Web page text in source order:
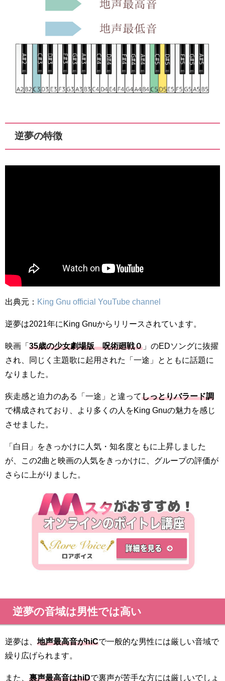
逆夢の特徴
出典元： King Gnu official YouTube channel
逆夢は2021年にKing Gnuからリリースされています。
映画「 35歳の少女劇場版 呪術廻戦０ 」のEDソングに抜擢
され、同じく主題歌に起用された「一途」とともに話題に
なりました。
疾走感と迫力のある「一途」と違ってしっとりバラード調
で構成されており、より多くの人をKing Gnuの魅力を感じ
させました。
「白日」をきっかけに人気・知名度ともに上昇しました
が、この2曲と映画の人気をきっかけに、グループの評価が
さらに上がりました。
逆夢の音域は男性では高い
逆夢は、 地声最高音がhiCで一般的な男性には厳しい音域で
繰り広げられます。
また、 裏声最高音はhiDで裏声が苦手な方には厳しいでしょ